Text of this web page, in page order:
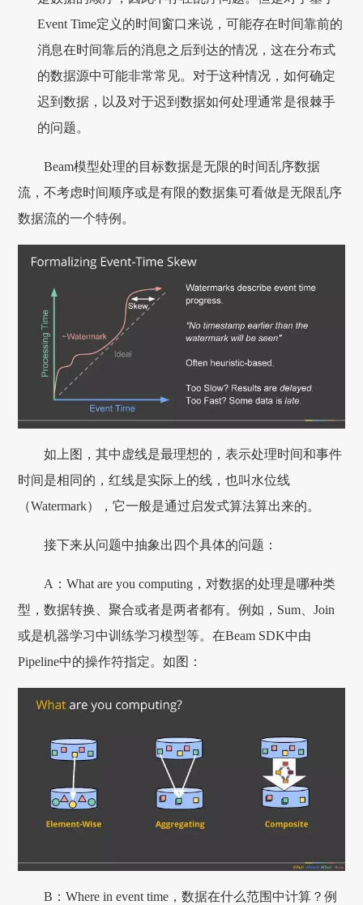
Event Time定义的时间窗口来说，可能存在时间靠前的
消息在时间靠后的消息之后到达的情况，这在分布式
的数据源中可能非常常见。对于这种情况，如何确定
迟到数据，以及对于迟到数据如何处理通常是很棘手
的问题。
Beam模型处理的目标数据是无限的时间乱序数据
流，不考虑时间顺序或是有限的数据集可看做是无限乱序
数据流的一个特例。
如上图，其中虚线是最理想的，表示处理时间和事件
时间是相同的，红线是实际上的线，也叫水位线
（Watermark），它一般是通过启发式算法算出来的。
接下来从问题中抽象出四个具体的问题：
A：What are you computing，对数据的处理是哪种类
型，数据转换、聚合或者是两者都有。例如，Sum、Join
或是机器学习中训练学习模型等。在Beam SDK中由
Pipeline中的操作符指定。如图：
B：Where in event time，数据在什么范围中计算？例